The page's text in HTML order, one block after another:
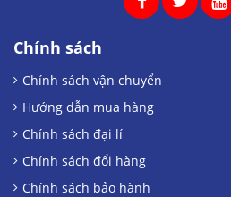
Chính sách
Chính sách vận chuyển
Hướng dẫn mua hàng
Chính sách đại lí
Chính sách đổi hàng
Chính sách bảo hành